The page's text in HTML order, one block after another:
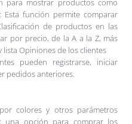
Esta función permite comparar
de productos en las
por precio, de la A a la Z, más
lista Opiniones de los clientes
pueden registrarse, iniciar
pedidos anteriores.
colores y otros parámetros
una opción para comprar los